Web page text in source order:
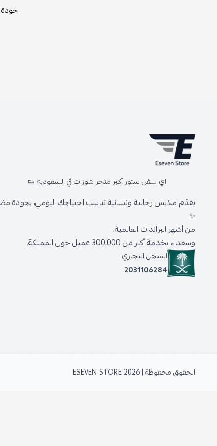
جودة
اي سفن ستور أكبر متجر شوزات في السعودية 👟
يقدّم ملابس رجالية ونسائية تناسب احتياجك اليومي، بجودة
✨
من أشهر البراندات العالمية،
وسعداء بخدمة أكثر من 300,000 عميل حول المملكة.
السجل التجاري
2031106284
الحقوق محفوظة | 2026 ESEVEN STORE